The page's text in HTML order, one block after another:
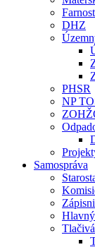
DHZ
PHSR
NP
Samospráva
Tlačivá